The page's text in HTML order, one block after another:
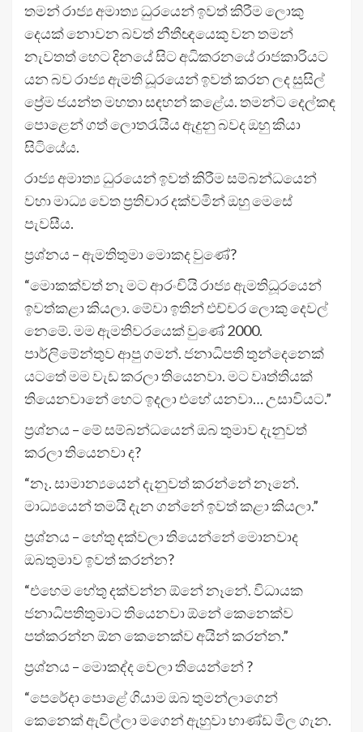
තමන් රාජ්‍ය අමාත්‍ය ධුරයෙන් ඉවත් කිරීම ලොකු
දෙයක් නොවන බවත් නීතීඥයෙකු වන තමන්
නැවතත් හෙට දිනයේ සිට අධිකරනයේ රාජකාරියට
යන බව රාජ්‍ය ඇමති ධූරයෙන් ඉවත් කරන ලද සුසිල්
ප්‍රේම ජයන්ත මහතා සඳහන් කළේය. තමන්ට දෙල්කඳ
පොළෙන් ගත් ලොතරැයිය ඇදුනු බවද ඔහු කියා
සිටියේය.
රාජ්‍ය අමාත්‍ය ධුරයෙන් ඉවත් කිරීම සම්බන්ධයෙන්
වහා මාධ්‍ය වෙත ප්‍රතිචාර දක්වමින් ඔහු මෙසේ
පැවසීය.
ප්‍රශ්නය – ඇමතිතුමා මොකද වුණේ?
“මොකක්වත් නෑ මට ආරංචියි රාජ්‍ය ඇමතිධූරයෙන්
ඉවත්කළා කියලා. මේවා ඉතින් එච්චර ලොකු දෙවල්
නෙමේ. මම ඇමතිවරයෙක් වුණේ 2000.
පාර්ලිමේන්තුව ආපු ගමන්. ජනාධිපති තුන්දෙනෙක්
යටතේ මම වැඩ කරලා තියෙනවා. මට වෘත්තියක්
තියෙනවානේ හෙට ඉදලා එහේ යනවා… උසාවියට.”
ප්‍රශ්නය – මේ සම්බන්ධයෙන් ඔබ තුමාව දැනුවත්
කරලා තියෙනවා ද?
“නෑ. සාමාන්‍යයෙන් දැනුවත් කරන්නේ නෑනේ.
මාධ්‍යයෙන් තමයි දැන ගන්නේ ඉවත් කළා කියලා.”
ප්‍රශ්නය – හේතු දක්වලා තියෙන්නේ මොනවාද
ඔබතුමාව ඉවත් කරන්න?
“එහෙම හේතු දක්වන්න ඕනේ නෑනේ. විධායක
ජනාධිපතිතුමාට තියෙනවා ඕනේ කෙනෙක්ව
පත්කරන්න ඕන කෙනෙක්ව අයින් කරන්න.”
ප්‍රශ්නය – මොකද්ද වෙලා තියෙන්නේ ?
“පෙරේදා පොළේ ගියාම ඔබ තුමන්ලාගෙන්
කෙනෙක් ඇවිල්ලා මගෙන් ඇහුවා භාණ්ඩ මිල ගැන.